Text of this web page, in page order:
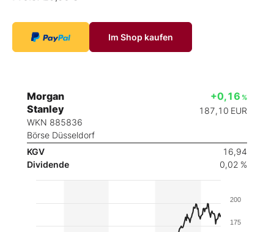
Im Shop kaufen
Morgan
Stanley
WKN 885836
Börse Düsseldorf
+0,16 %
187,10 EUR
KGV
16,94
Dividende
0,02 %
175
200